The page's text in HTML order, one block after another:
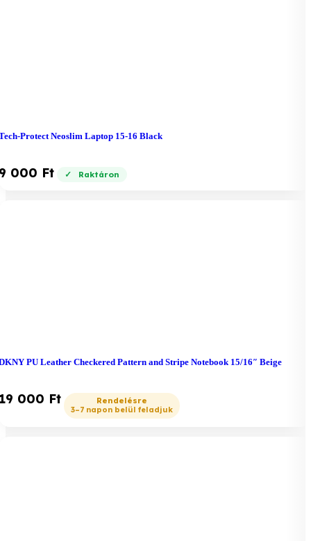
Protect Neoslim Laptop 15-16 Black
000 Ft Raktáron
PU Leather Checkered Pattern and Stripe Notebook 15/16″ Beige
000 Ft